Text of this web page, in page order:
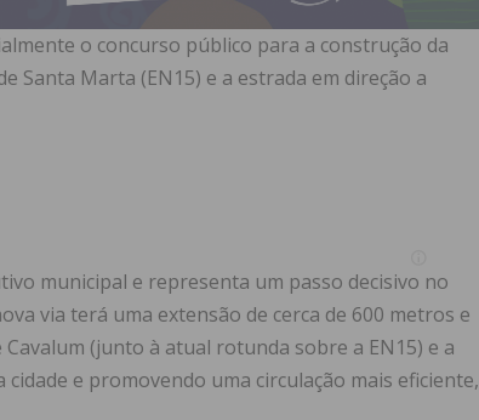
o concurso público para a construção da
Santa Marta (EN15) e a estrada em direção a
municipal e representa um passo decisivo no
via terá uma extensão de cerca de 600 metros e
(junto à atual rotunda sobre a EN15) e a
e promovendo uma circulação mais eficiente,